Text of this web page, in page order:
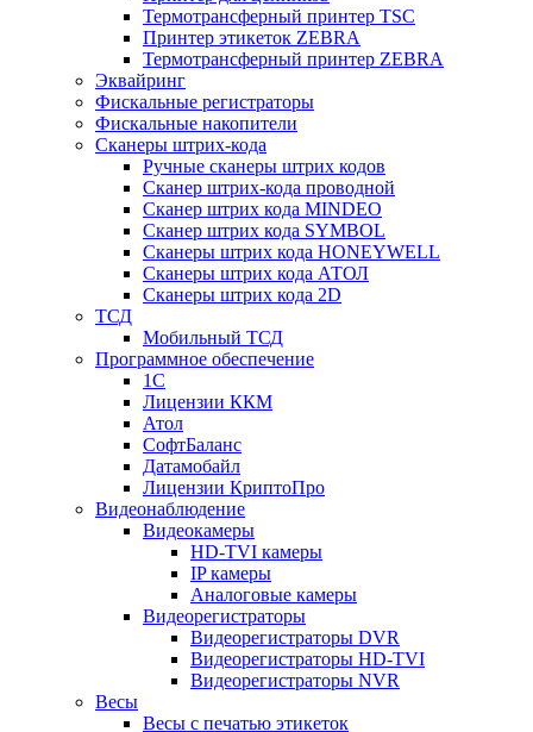
Термотрансферный принтер TSC
Принтер этикеток ZEBRA
Термотрансферный принтер ZEBRA
Эквайринг
Фискальные регистраторы
Фискальные накопители
Сканеры штрих-кода
Ручные сканеры штрих кодов
Сканер штрих-кода проводной
Сканер штрих кода MINDEO
Сканер штрих кода SYMBOL
Сканеры штрих кода HONEYWELL
Сканеры штрих кода АТОЛ
Сканеры штрих кода 2D
ТСД
Мобильный ТСД
Программное обеспечение
1С
Лицензии ККМ
Атол
СофтБаланс
Датамобайл
Лицензии КриптоПро
Видеонаблюдение
Видеокамеры
HD-TVI камеры
IP камеры
Аналоговые камеры
Видеорегистраторы
Видеорегистраторы DVR
Видеорегистраторы HD-TVI
Видеорегистраторы NVR
Весы
Весы с печатью этикеток